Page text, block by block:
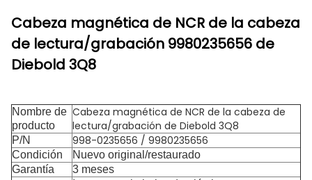
Cabeza magnética de NCR de la cabeza
de lectura/grabación 9980235656 de
Diebold 3Q8
Nombre de
producto
Cabeza magnética de NCR de la cabeza de
lectura/grabación de Diebold 3Q8
P/N 998-0235656 / 9980235656
Condición
Nuevo original/restaurado
Garantía
3 meses